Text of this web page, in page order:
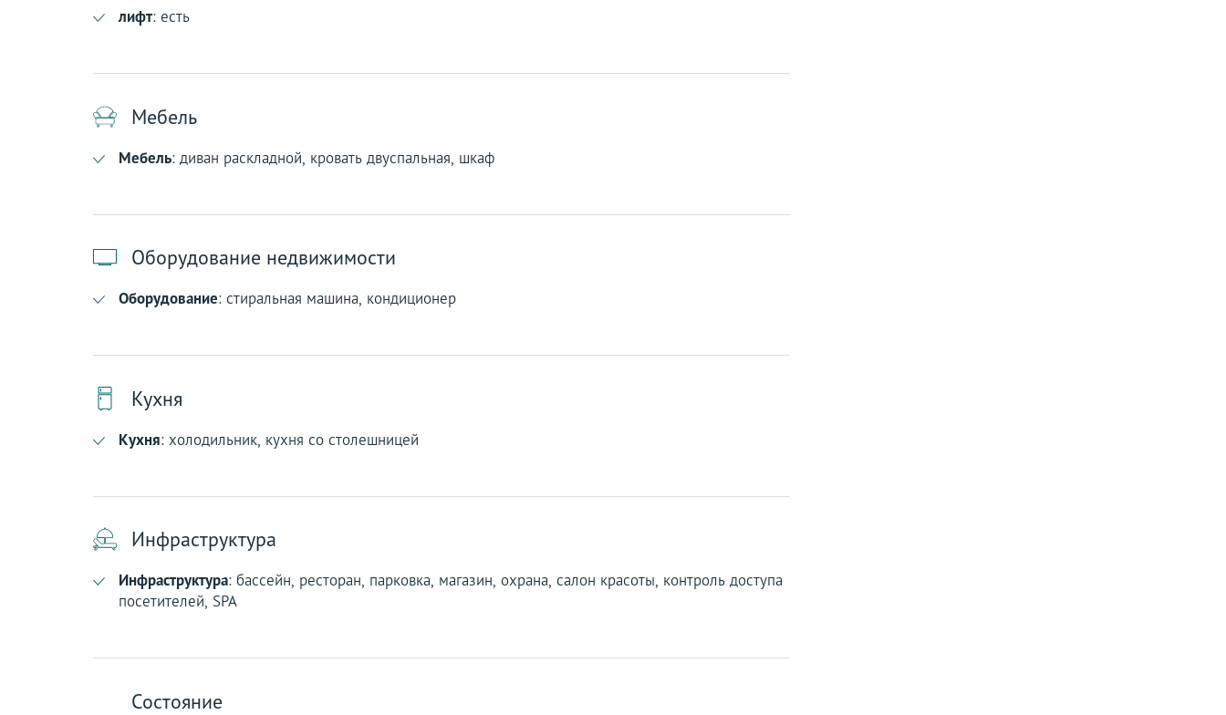
лифт: есть
Мебель
Мебель: диван раскладной, кровать двуспальная, шкаф
Оборудование недвижимости
Оборудование: стиральная машина, кондиционер
Кухня
Кухня: холодильник, кухня со столешницей
Инфраструктура
Инфраструктура: бассейн, ресторан, парковка, магазин, охрана, салон красоты, контроль доступа
посетителей, SPA
Состояние